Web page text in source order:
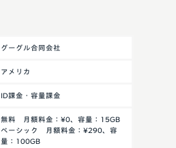
グーグル合同会社
アメリカ
ID課金・容量課金
無料 月額料金：¥0、容量：15GB
ベーシック 月額料金：¥290、容
量：100GB